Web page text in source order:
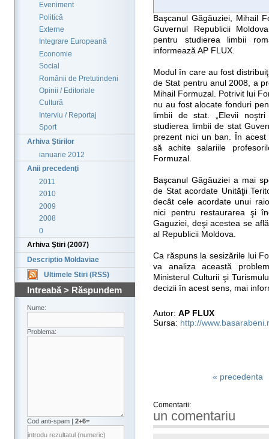
Eveniment
Politică
Externe
Integrare Europeană
Economie
Social
Românii de Pretutindeni
Opinii / Editoriale
Cultură
Interviu / Reportaj
Sport
Arhiva Ştirilor
ianuarie 2012
Anii precedenţi
2011
2010
2009
2008
0
Arhiva Ştiri (2007)
Descriptio Moldaviae
Ultimele Stiri (RSS)
Intreabă > Răspundem
Nume:
Problema:
Cod anti-spam | 2+6=
Başcanul Găgăuziei, Mihail
Guvernul Republicii
pentru studierea limbii
informează AP FLUX.
Modul în care au fost
de Stat pentru anul 2008, a
Mihail Formuzal. Potrivit lui
nu au fost alocate fonduri
limbii de stat. „Elevii
studierea limbii de stat
prezent nici un ban. În
să achite salariile
Formuzal.
Başcanul Găgăuziei a mai
de Stat acordate Unităţii
decât cele acordate unui
nici pentru restaurarea şi
Gaguziei, deşi acestea se
al Republicii Moldova.
Ca răspuns la sesizările lui
va analiza această
Ministerul Culturii şi
decizii în acest sens, mai
Autor: AP FLUX
Sursa: http://
« precedenta
Comentarii:
un comentariu